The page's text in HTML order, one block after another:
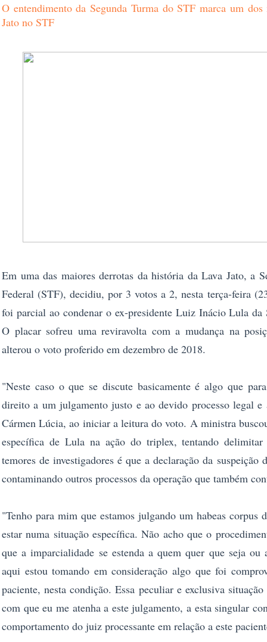
O entendimento da Segunda Turma do STF marca um
Jato no STF
Em uma das maiores derrotas da história da Lava Jato, a
Federal (STF), decidiu, por 3 votos a 2, nesta terça-feira
foi parcial ao condenar o ex-presidente Luiz Inácio Lula
O placar sofreu uma reviravolta com a mudança na
alterou o voto proferido em dezembro de 2018.
"Neste caso o que se discute basicamente é algo que
direito a um julgamento justo e ao devido processo legal
Cármen Lúcia, ao iniciar a leitura do voto. A ministra
específica de Lula na ação do triplex, tentando
temores de investigadores é que a declaração da
contaminando outros processos da operação que também
"Tenho para mim que estamos julgando um habeas corpus
estar numa situação específica. Não acho que o
que a imparcialidade se estenda a quem quer que seja ou
aqui estou tomando em consideração algo que foi
paciente, nesta condição. Essa peculiar e exclusiva
com que eu me atenha a este julgamento, a esta singular
comportamento do juiz processante em relação a este